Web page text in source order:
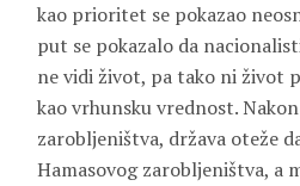
kao prioritet se pokazao
put se pokazalo da
ne vidi život, pa tako ni život
kao vrhunsku vrednost.
zarobljeništva, država oteže
Hamasovog zarobljeništva, a